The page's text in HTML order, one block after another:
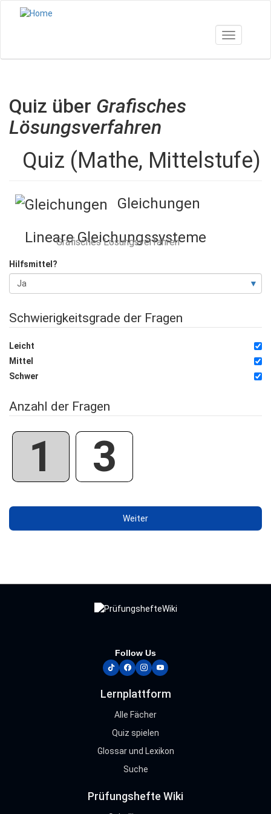
Direkt
Toggle
Quiz über Grafisches
Lösungsverfahren
Quiz (Mathe, Mittelstufe)
Gleichungen
Lineare Gleichungssysteme
Grafisches Lösungsverfahren
Hilfsmittel?
Schwierigkeitsgrade der Fragen
Leicht
Mittel
Schwer
Anzahl der Fragen
1 3
Follow Us
tiktokfacebook
instagram
youtube
Lernplattform
Alle Fächer
Quiz spielen
Glossar und Lexikon
Suche
Prüfungshefte Wiki